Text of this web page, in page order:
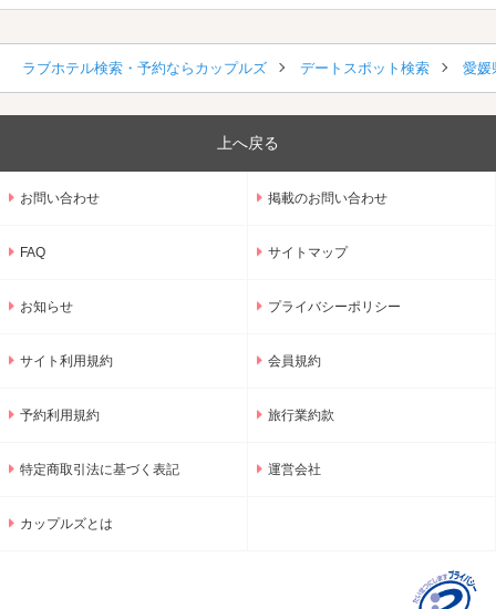
ラブホテル検索・予約ならカップルズ デートスポット検索 愛媛
上へ戻る
お問い合わせ 掲載のお問い合わせ
FAQ サイトマップ
お知らせ プライバシーポリシー
サイト利用規約 会員規約
予約利用規約 旅行業約款
特定商取引法に基づく表記 運営会社
カップルズとは